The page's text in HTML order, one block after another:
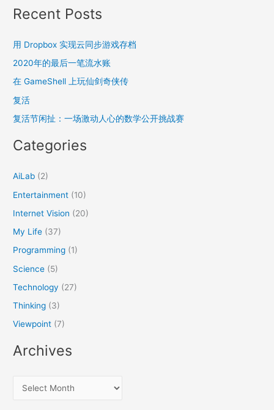
a
c
r
:
Recent Posts
用 Dropbox 实现云同步游戏存档
2020年的最后一笔流水账
在 GameShell 上玩仙剑奇侠传
复活
复活节闲扯：一场激动人心的数学公开挑战赛
Categories
AiLab (2)
Entertainment (10)
Internet Vision (20)
My Life (37)
Programming (1)
Science (5)
Technology (27)
Thinking (3)
Viewpoint (7)
Archives